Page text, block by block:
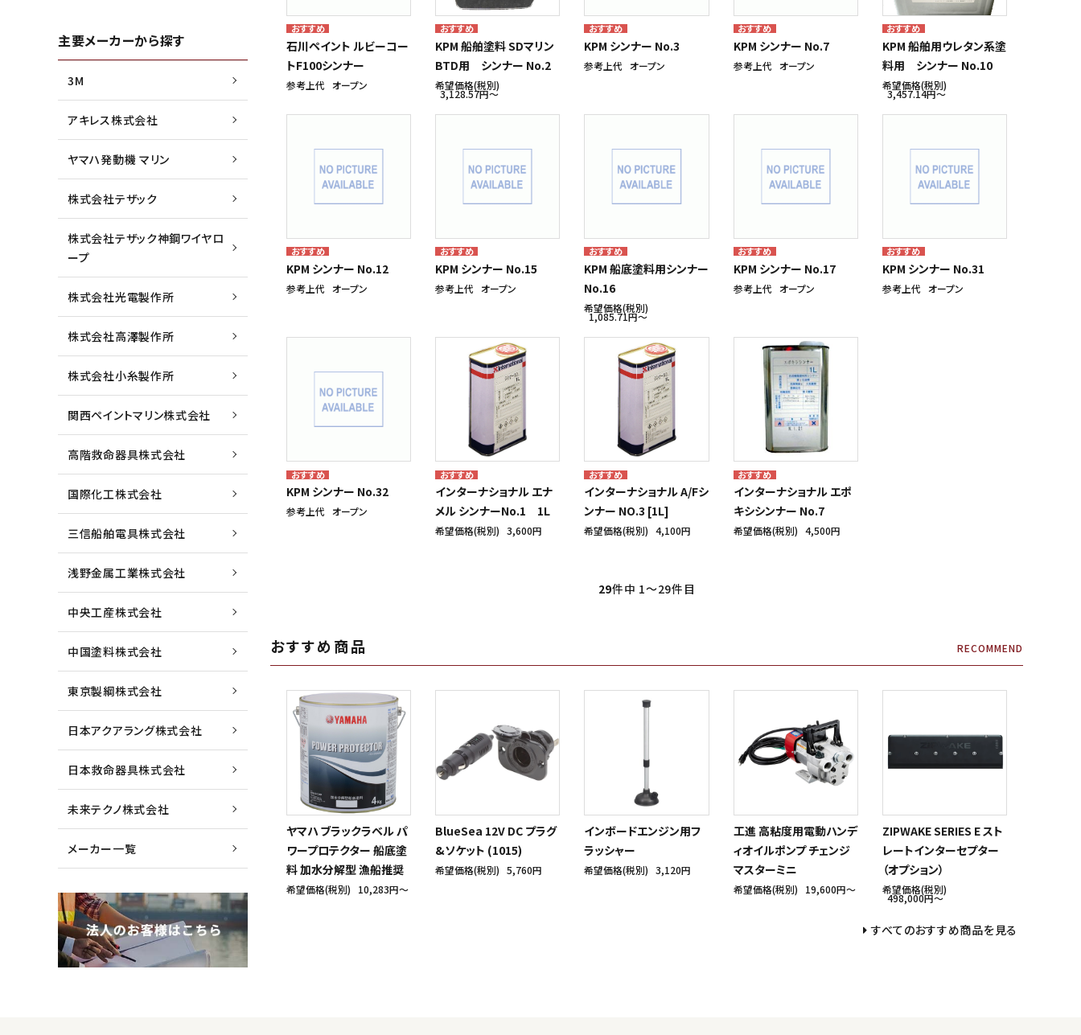
石川ペイント ルビーコー
トF100シンナー
参考上代 オープン
KPM 船舶塗料 SDマリン
BTD用 シンナー No.2
希望価格(税別)
3,128.57円〜
KPM シンナー No.3
参考上代 オープン
KPM シンナー No.7
参考上代 オープン
KPM 船舶用ウレタン系塗
料用 シンナー No.10
希望価格(税別)
3,457.14円〜
KPM シンナー No.12
参考上代 オープン
KPM シンナー No.15
参考上代 オープン
KPM 船底塗料用シンナー
No.16
希望価格(税別)
1,085.71円〜
KPM シンナー No.17
参考上代 オープン
KPM シンナー No.31
参考上代 オープン
KPM シンナー No.32
参考上代 オープン
インターナショナル エナ
メル シンナーNo.1 1L
希望価格(税別) 3,600円
インターナショナル A/Fシ
ンナー NO.3 [1L]
希望価格(税別) 4,100円
インターナショナル エポ
キシシンナー No.7
希望価格(税別) 4,500円
29件中 1〜29件目
おすすめ商品 RECOMMEND
ヤマハ ブラックラベル パ
ワープロテクター 船底塗
料 加水分解型 漁船推奨
希望価格(税別) 10,283円〜
BlueSea 12V DC プラグ
&ソケット (1015)
希望価格(税別) 5,760円
インボードエンジン用フ
ラッシャー
希望価格(税別) 3,120円
工進 高粘度用電動ハンデ
ィオイルポンプ チェンジ
マスターミニ
希望価格(税別) 19,600円〜
ZIPWAKE SERIES E スト
レートインターセプター
（オプション）
希望価格(税別)
498,000円〜
すべてのおすすめ商品を見る
主要メーカーから探す
3M
アキレス株式会社
ヤマハ発動機 マリン
株式会社テザック
株式会社テザック神鋼ワイヤロ
ープ
株式会社光電製作所
株式会社高澤製作所
株式会社小糸製作所
関西ペイントマリン株式会社
高階救命器具株式会社
国際化工株式会社
三信船舶電具株式会社
浅野金属工業株式会社
中央工産株式会社
中国塗料株式会社
東京製綱株式会社
日本アクアラング株式会社
日本救命器具株式会社
未来テクノ株式会社
メーカー一覧